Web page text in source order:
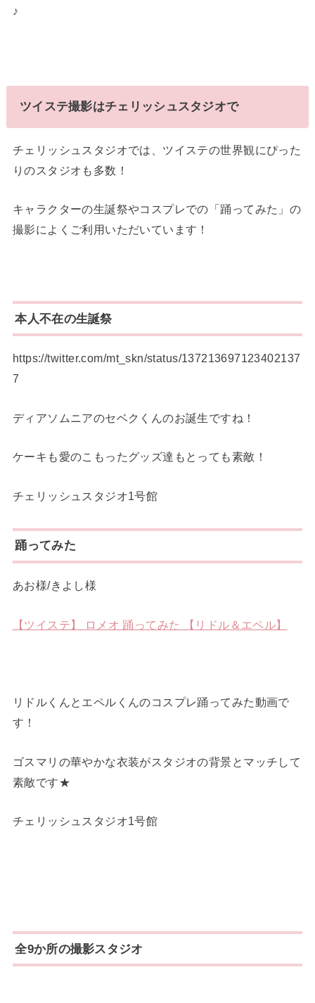
♪
ツイステ撮影はチェリッシュスタジオで
チェリッシュスタジオでは、ツイステの世界観にぴった
りのスタジオも多数！
キャラクターの生誕祭やコスプレでの「踊ってみた」の
撮影によくご利用いただいています！
本人不在の生誕祭
https://twitter.com/mt_skn/status/137213697123402137
7
ディアソムニアのセベクくんのお誕生ですね！
ケーキも愛のこもったグッズ達もとっても素敵！
チェリッシュスタジオ1号館
踊ってみた
あお様/きよし様
【ツイステ】 ロメオ 踊ってみた 【リドル＆エペル】
リドルくんとエペルくんのコスプレ踊ってみた動画で
す！
ゴスマリの華やかな衣装がスタジオの背景とマッチして
素敵です★
チェリッシュスタジオ1号館
全9か所の撮影スタジオ